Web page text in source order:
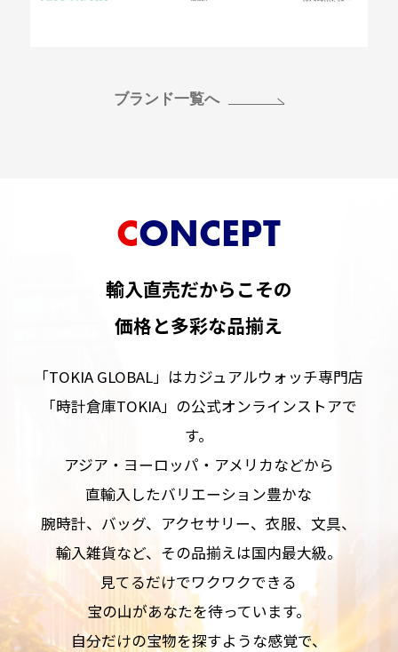
ブランド一覧へ
CONCEPT
輸入直売だからこその
価格と多彩な品揃え
「TOKIA GLOBAL」はカジュアルウォッチ専門店
「時計倉庫TOKIA」の公式オンラインストアで
す。
アジア・ヨーロッパ・アメリカなどから
直輸入したバリエーション豊かな
腕時計、バッグ、アクセサリー、衣服、文具、
輸入雑貨など、その品揃えは国内最大級。
見てるだけでワクワクできる
宝の山があなたを待っています。
自分だけの宝物を探すような感覚で、